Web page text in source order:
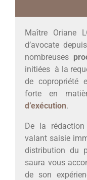
Maître Oriane
d’avocate
nombreuses
initiées à la
de copropriété
forte en
d’exécution.
De la
valant saisie
distribution du
saura vous
de son